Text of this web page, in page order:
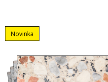
Novinka